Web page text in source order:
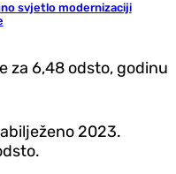
svjetlo modernizaciji
za 6,48 odsto, godinu
2023.